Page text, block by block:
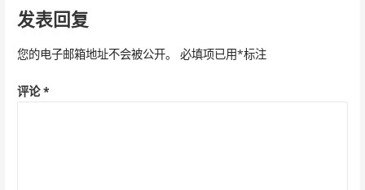
导
航
发表回复
您的电子邮箱地址不会被公开。 必填项已用*标注
评论*